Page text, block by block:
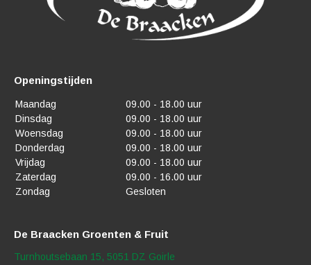
Openingstijden
Maandag
09.00 - 18.00 uur
Dinsdag
09.00 - 18.00 uur
Woensdag
09.00 - 18.00 uur
Donderdag
09.00 - 18.00 uur
Vrijdag
09.00 - 18.00 uur
Zaterdag
09.00 - 16.00 uur
Zondag
Gesloten
De Braacken Groenten & Fruit
Turnhoutsebaan 15, 5051 DZ Goirle